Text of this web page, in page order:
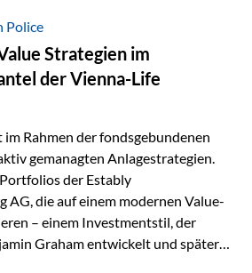
anderem die praxisnahen
Klaus Rost, der seit vielen Jahren
und…
Police
Strategien im
der Vienna-Life
Rahmen der fondsgebundenen
gemanagten Anlagestrategien.
der Estably
AG, die auf einem modernen Value-
– einem Investmentstil, der
Graham entwickelt und später